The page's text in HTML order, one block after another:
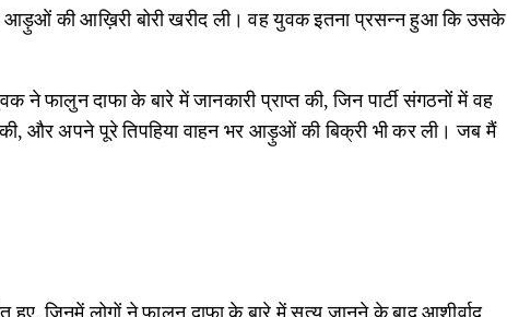
की आख़िरी बोरी खरीद ली। वह युवक इतना प्रसन्न हुआ कि उसके
दाफा के बारे में जानकारी प्राप्त की, जिन पार्टी संगठनों में वह
और अपने पूरे तिपहिया वाहन भर आड़ुओं की बिक्री भी कर ली। जब मैं